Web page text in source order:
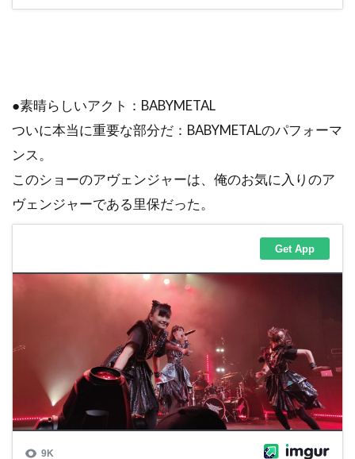
●素晴らしいアクト：BABYMETAL
ついに本当に重要な部分だ：BABYMETALのパフォーマ
ンス。
このショーのアヴェンジャーは、俺のお気に入りのア
ヴェンジャーである里保だった。